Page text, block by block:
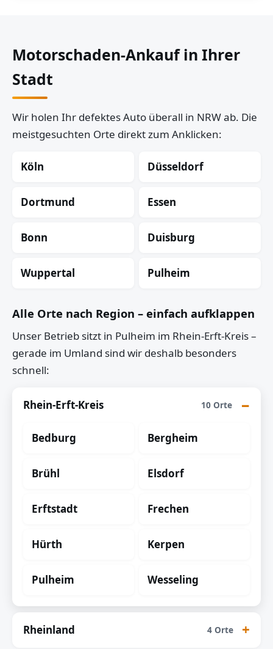
Motorschaden-Ankauf in Ihrer
Stadt
Wir holen Ihr defektes Auto überall in NRW ab. Die
meistgesuchten Orte direkt zum Anklicken:
Köln Düsseldorf
Dortmund Essen
Bonn Duisburg
Wuppertal Pulheim
Alle Orte nach Region – einfach aufklappen
Unser Betrieb sitzt in Pulheim im Rhein-Erft-Kreis –
gerade im Umland sind wir deshalb besonders
schnell:
Rhein-Erft-Kreis 10 Orte
Bedburg Bergheim
Brühl Elsdorf
Erftstadt Frechen
Hürth Kerpen
Pulheim Wesseling
Rheinland 4 Orte